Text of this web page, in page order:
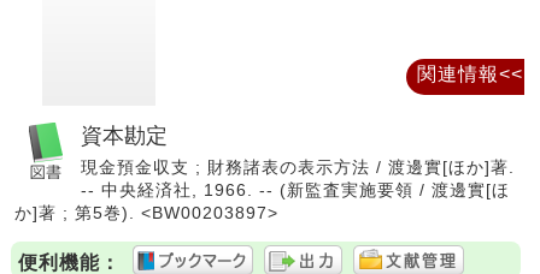
資本勘定
現金預金収支 ; 財務諸表の表示方法 / 渡邊實[ほか]著.
-- 中央経済社, 1966. -- (新監査実施要領 / 渡邊實[ほ
か]著 ; 第5巻). <BW00203897>
便利機能：
関連情報<<